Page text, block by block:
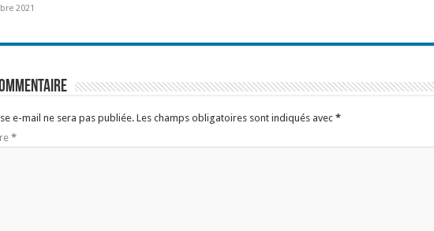
2021
e-mail ne sera pas publiée. Les champs obligatoires sont indiqués avec *
*